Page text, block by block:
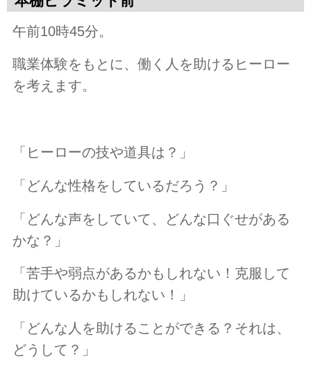
午前10時45分。
職業体験をもとに、働く人を助けるヒーロー
を考えます。
「ヒーローの技や道具は？」
「どんな性格をしているだろう？」
「どんな声をしていて、どんな口ぐせがある
かな？」
「苦手や弱点があるかもしれない！克服して
助けているかもしれない！」
「どんな人を助けることができる？それは、
どうして？」